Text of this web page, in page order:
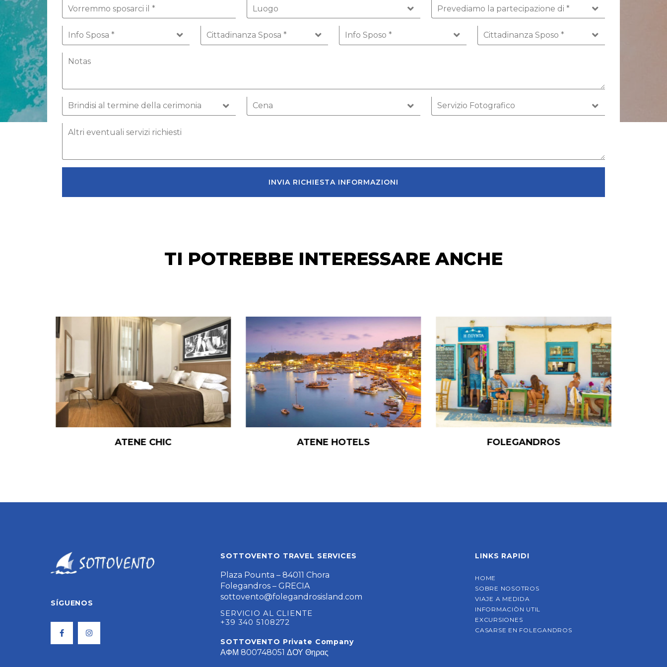
INVIA RICHIESTA INFORMAZIONI
TI POTREBBE INTERESSARE ANCHE
ATENE HOTELS FOLEGANDROS ITINERARI 2 ISOLE
SÍGUENOS
SOTTOVENTO TRAVEL SERVICES
Plaza Pounta – 84011 Chora
Folegandros – GRECIA
sottovento@folegandrosisland.com
SERVICIO AL CLIENTE
+39 340 5108272
SOTTOVENTO Private Company
ΑΦΜ 800748051 ΔΟΥ Θηρας
LINKS RAPIDI
HOME
SOBRE NOSOTROS
VIAJE A MEDIDA
INFORMACIÒN UTIL
EXCURSIONES
CASARSE EN FOLEGANDROS